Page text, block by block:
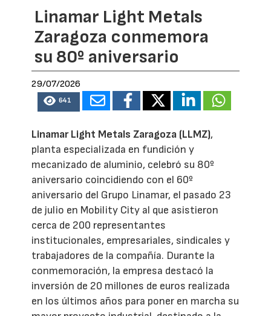
Linamar Light Metals
Zaragoza conmemora
su 80º aniversario
29/07/2026
641
Linamar Light Metals Zaragoza (LLMZ),
planta especializada en fundición y
mecanizado de aluminio, celebró su 80º
aniversario coincidiendo con el 60º
aniversario del Grupo Linamar, el pasado 23
de julio en Mobility City al que asistieron
cerca de 200 representantes
institucionales, empresariales, sindicales y
trabajadores de la compañía. Durante la
conmemoración, la empresa destacó la
inversión de 20 millones de euros realizada
en los últimos años para poner en marcha su